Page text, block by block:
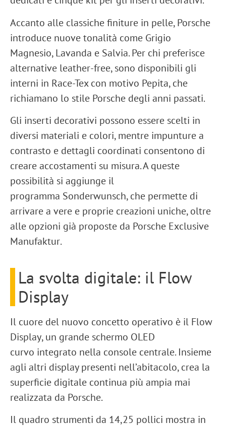
Accanto alle classiche finiture in pelle, Porsche
introduce nuove tonalità come Grigio
Magnesio, Lavanda e Salvia. Per chi preferisce
alternative leather-free, sono disponibili gli
interni in Race-Tex con motivo Pepita, che
richiamano lo stile Porsche degli anni passati.
Gli inserti decorativi possono essere scelti in
diversi materiali e colori, mentre impunture a
contrasto e dettagli coordinati consentono di
creare accostamenti su misura. A queste
possibilità si aggiunge il
programma Sonderwunsch, che permette di
arrivare a vere e proprie creazioni uniche, oltre
alle opzioni già proposte da Porsche Exclusive
Manufaktur.
La svolta digitale: il Flow
Display
Il cuore del nuovo concetto operativo è il Flow
Display, un grande schermo OLED
curvo integrato nella console centrale. Insieme
agli altri display presenti nell’abitacolo, crea la
superficie digitale continua più ampia mai
realizzata da Porsche.
Il quadro strumenti da 14,25 pollici mostra in